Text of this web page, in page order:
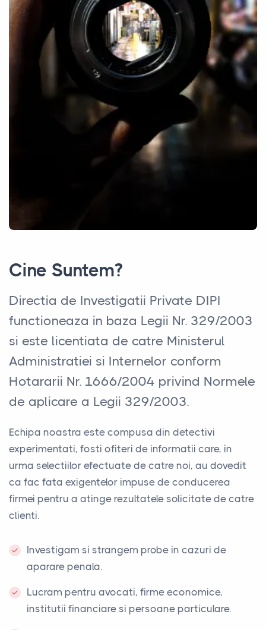
Cine Suntem?
Directia de Investigatii Private DIPI
functioneaza in baza Legii Nr. 329/2003
si este licentiata de catre Ministerul
Administratiei si Internelor conform
Hotararii Nr. 1666/2004 privind Normele
de aplicare a Legii 329/2003.
Echipa noastra este compusa din detectivi
experimentati, fosti ofiteri de informatii care, in
urma selectiilor efectuate de catre noi, au dovedit
ca fac fata exigentelor impuse de conducerea
firmei pentru a atinge rezultatele solicitate de catre
clienti.
Investigam si strangem probe in cazuri de
aparare penala.
Lucram pentru avocati, firme economice,
institutii financiare si persoane particulare.